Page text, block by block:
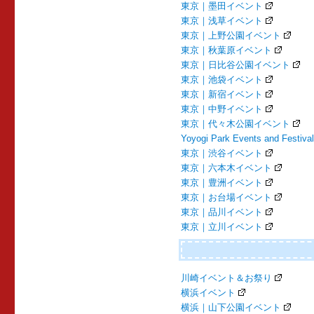
東京｜墨田イベント
東京｜浅草イベント
東京｜上野公園イベント
東京｜秋葉原イベント
東京｜日比谷公園イベント
東京｜池袋イベント
東京｜新宿イベント
東京｜中野イベント
東京｜代々木公園イベント
Yoyogi Park Events and
東京｜渋谷イベント
東京｜六本木イベント
東京｜豊洲イベント
東京｜お台場イベント
東京｜品川イベント
東京｜立川イベント
川崎イベント＆お祭り
横浜イベント
横浜｜山下公園イベント